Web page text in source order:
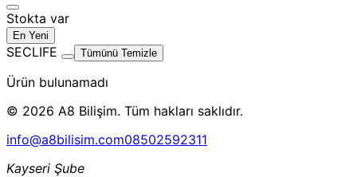
Stokta var
En Yeni
SECLIFE Tümünü Temizle
Ürün bulunamadı
© 2026 A8 Bilişim. Tüm hakları saklıdır.
info@a8bilisim.com08502592311
Kayseri Şube